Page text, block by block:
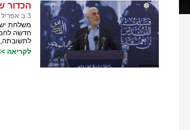
הכדור
3 ב אפריל 2024
משלחת
חדשה
לתשובתה,
לקריאה